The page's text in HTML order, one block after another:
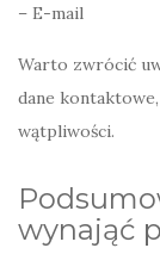
– E-mail
Warto zwrócić
dane
wątpliwości.
wynająć